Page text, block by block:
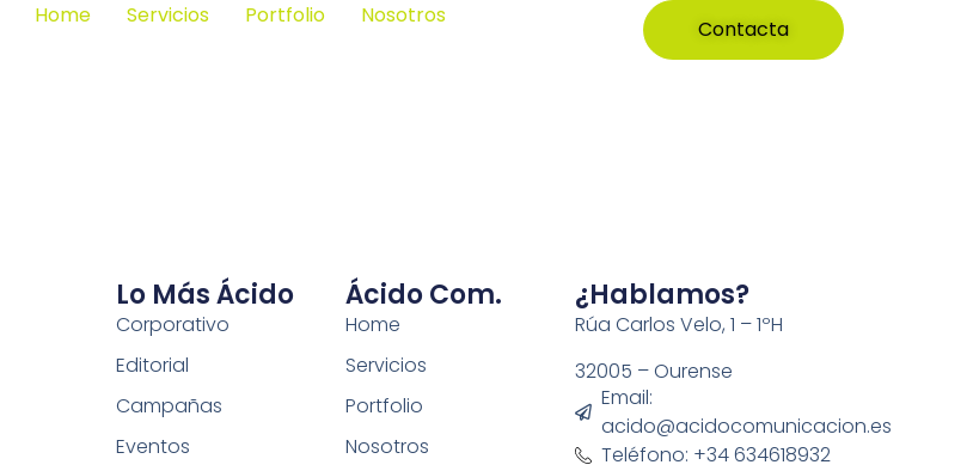
Home Servicios Portfolio Nosotros
Contacta
Lo Más Ácido
Corporativo
Editorial
Campañas
Eventos
Ácido Com.
Home
Servicios
Portfolio
Nosotros
¿Hablamos?
Rúa Carlos Velo, 1 – 1ºH
32005 – Ourense
Email:
acido@acidocomunicacion.es
Teléfono: +34 634618932